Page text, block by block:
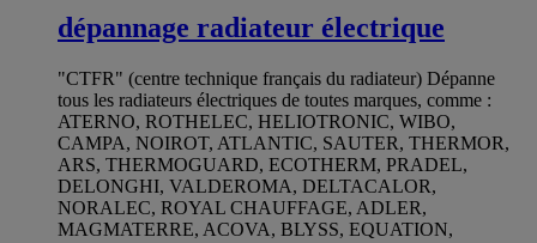
dépannage radiateur électrique
"CTFR" (centre technique français du radiateur) Dépanne
tous les radiateurs électriques de toutes marques, comme :
ATERNO, ROTHELEC, HELIOTRONIC, WIBO,
CAMPA, NOIROT, ATLANTIC, SAUTER, THERMOR,
ARS, THERMOGUARD, ECOTHERM, PRADEL,
DELONGHI, VALDEROMA, DELTACALOR,
NORALEC, ROYAL CHAUFFAGE, ADLER,
MAGMATERRE, ACOVA, BLYSS, EQUATION,